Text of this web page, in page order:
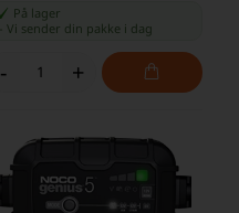
På lager
Vi sender din pakke i dag
- +